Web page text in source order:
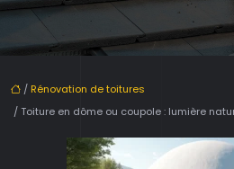
/ Rénovation de toitures
/ Toiture en dôme ou coupole : lumière